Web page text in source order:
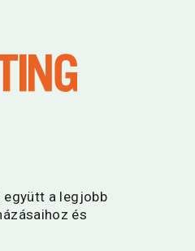
együtt a legjobb
és